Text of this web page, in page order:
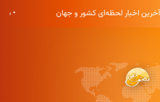
• آخرین اخبار لحظه‌ای کشور و جهان •